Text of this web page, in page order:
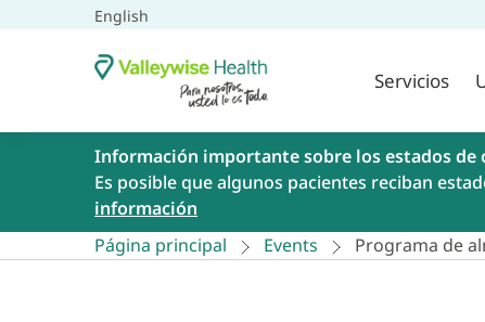
English
Servicios
Información importante sobre los estados de
Es posible que algunos pacientes reciban
información
Página principal
Events Programa de